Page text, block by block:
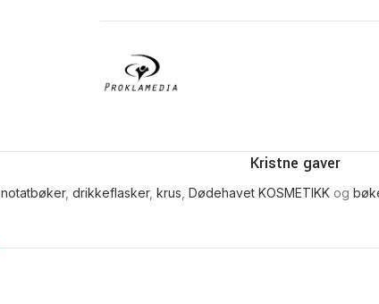
Kristne gaver
notatbøker, drikkeflasker, krus Dødehavet KOSMETIKK og